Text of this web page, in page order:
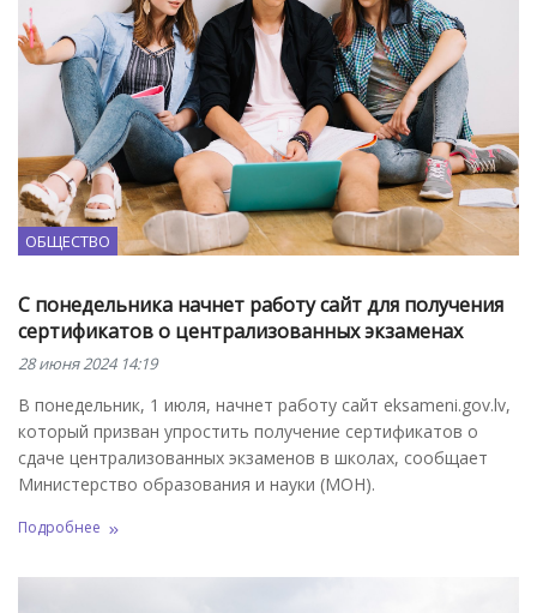
ОБЩЕСТВО
С понедельника начнет работу сайт для получения
сертификатов о централизованных экзаменах
28 июня 2024 14:19
В понедельник, 1 июля, начнет работу сайт eksameni.gov.lv,
который призван упростить получение сертификатов о
сдаче централизованных экзаменов в школах, сообщает
Министерство образования и науки (МОН).
Подробнее